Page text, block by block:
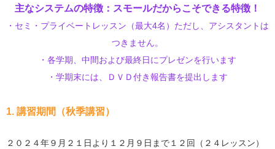
主なシステムの特徴：スモールだからこそできる特徴！
・セミ・プライベートレッスン（最大4名）ただし、アシスタントは
つきません。
・各学期、中間および最終日にプレゼンを行います
・学期末には、ＤＶＤ付き報告書を提出します
1. 講習期間（秋季講習）
２０２４年９月２１日より１２月９日まで１２回（２４レッスン）